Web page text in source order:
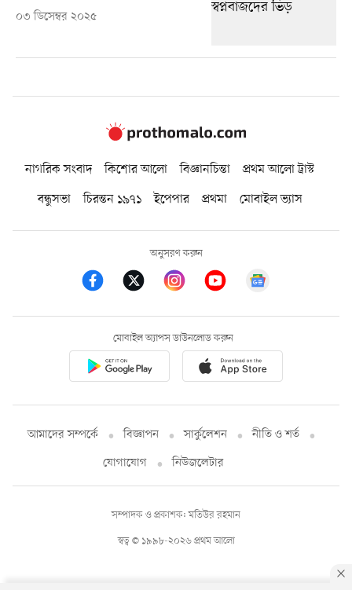
০৩ ডিসেম্বর ২০২৫
নাগরিক সংবাদ কিশোর আলো বিজ্ঞানচিন্তা
প্রথম আলো ট্রাস্ট
বন্ধুসভা
চিরন্তন ১৯৭১ ইপেপার প্রথমা মোবাইল ভ্যাস
অনুসরণ করুন
মোবাইল অ্যাপস ডাউনলোড করুন
আমাদের সম্পর্কে বিজ্ঞাপন সার্কুলেশন
নীতি ও শর্ত
যোগাযোগ
নিউজলেটার
স্বত্ব © ১৯৯৮-২০২৬ প্রথম আলো
সম্পাদক ও প্রকাশক: মতিউর রহমান